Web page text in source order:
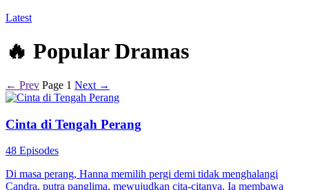
Latest
🔥 Popular Dramas
← Prev Page 1 Next →
Cinta di Tengah Perang
48 Episodes
Di masa perang, Hanna memilih pergi demi tidak menghalangi
Candra, putra panglima, mewujudkan cita-citanya. Ia membawa